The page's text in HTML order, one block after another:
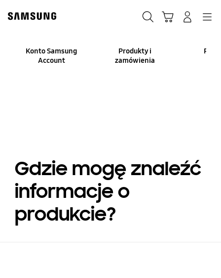
content
Konto Samsung
Account
Produkty i
zamówienia
Gdzie mogę znaleźć
informacje o
produkcie?